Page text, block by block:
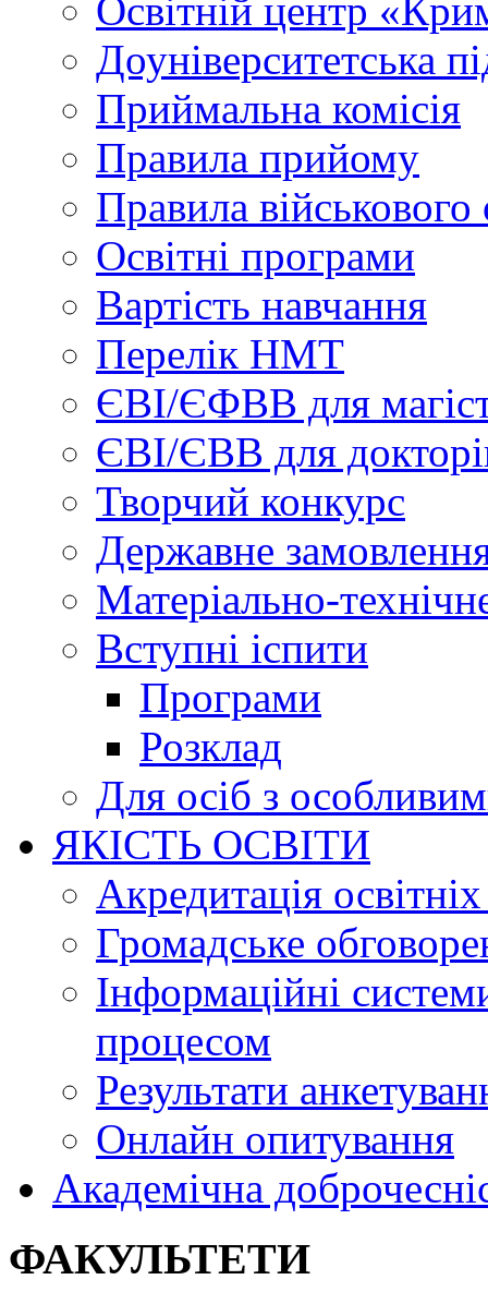
Освітній центр
Доуніверситетська
Приймальна комісія
Правила прийому
Правила військового
Освітні програми
Вартість навчання
Перелік НМТ
ЄВІ/ЄФВВ для
ЄВІ/ЄВВ для
Творчий конкурс
Державне
Матеріально-
Вступні іспити
Програми
Розклад
Для осіб з
ЯКІСТЬ ОСВІТИ
Акредитація
Громадське
Інформаційні
процесом
Результати
Онлайн опитування
Академічна
ФАКУЛЬТЕТИ